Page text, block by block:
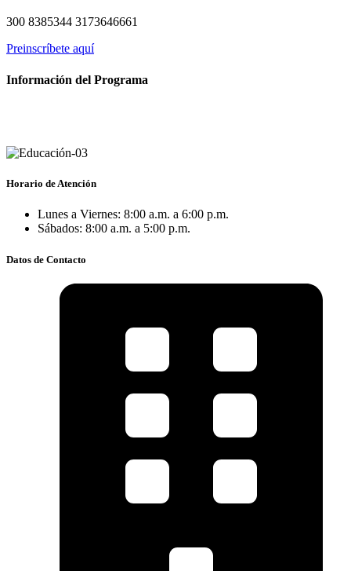
300 8385344 3173646661
Preinscríbete aquí
Información del Programa
Horario de Atención
Lunes a Viernes: 8:00 a.m. a 6:00 p.m.
Sábados: 8:00 a.m. a 5:00 p.m.
Datos de Contacto